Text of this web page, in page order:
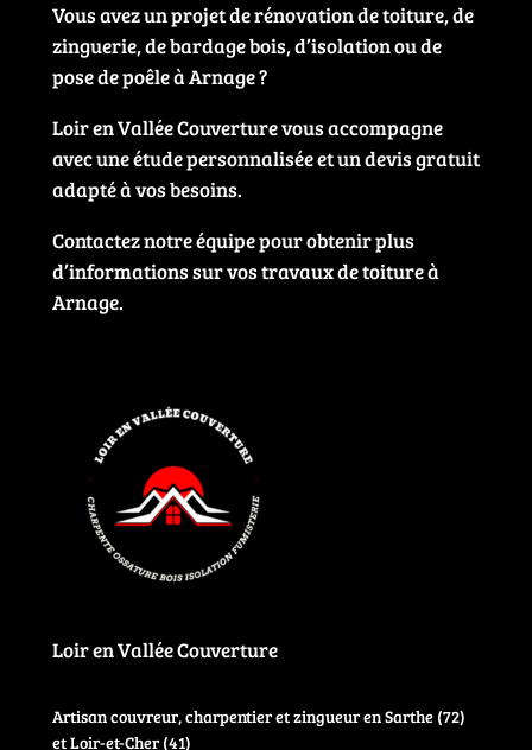
Vous avez un projet de rénovation de toiture, de
zinguerie, de bardage bois, d’isolation ou de
pose de poêle à Arnage ?
Loir en Vallée Couverture vous accompagne
avec une étude personnalisée et un devis gratuit
adapté à vos besoins.
Contactez notre équipe pour obtenir plus
d’informations sur vos travaux de toiture à
Arnage.
Loir en Vallée Couverture
Artisan couvreur, charpentier et zingueur en Sarthe (72)
et Loir-et-Cher (41)